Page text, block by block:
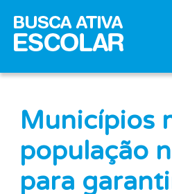
Municípios
população
para